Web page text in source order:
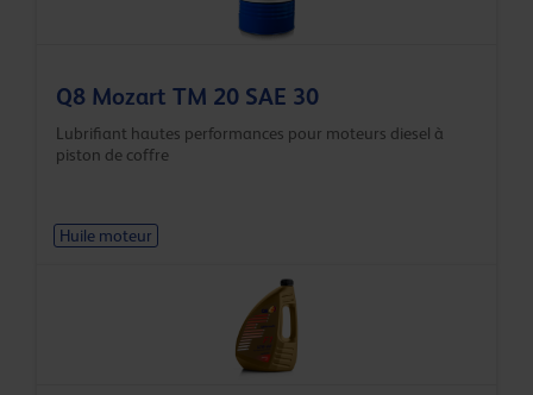
Q8 Mozart TM 20 SAE 30
Lubrifiant hautes performances pour moteurs diesel à
piston de coffre
Huile moteur